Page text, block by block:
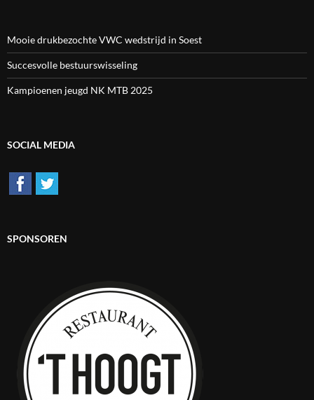
Mooie drukbezochte VWC wedstrijd in Soest
Succesvolle bestuurswisseling
Kampioenen jeugd NK MTB 2025
SOCIAL MEDIA
SPONSOREN